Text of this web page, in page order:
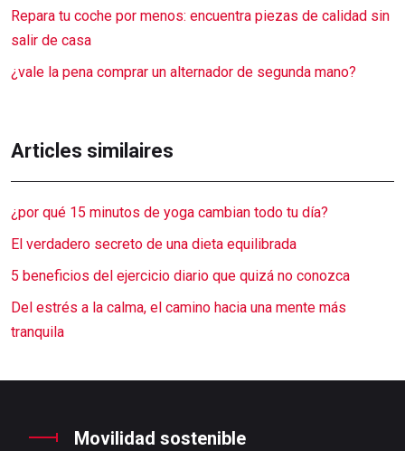
Repara tu coche por menos: encuentra piezas de calidad sin
salir de casa
¿vale la pena comprar un alternador de segunda mano?
Articles similaires
¿por qué 15 minutos de yoga cambian todo tu día?
El verdadero secreto de una dieta equilibrada
5 beneficios del ejercicio diario que quizá no conozca
Del estrés a la calma, el camino hacia una mente más
tranquila
Movilidad sostenible